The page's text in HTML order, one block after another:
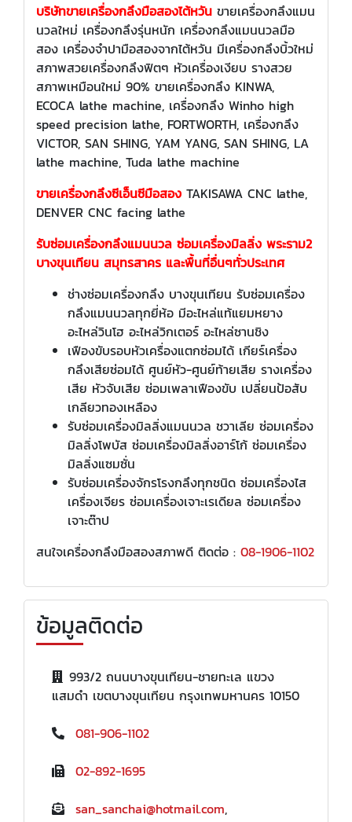
บริษัทขายเครื่องกลึงมือสองไต้หวัน ขายเครื่องกลึงแมน
นวลใหม่ เครื่องกลึงรุ่นหนัก เครื่องกลึงแมนนวลมือ
สอง เครื่องจำปามือสองจากไต้หวัน มีเครื่องกลึงบิ้วใหม่
สภาพสวยเครื่องกลึงฟิตๆ หัวเครื่องเงียบ รางสวย
สภาพเหมือนใหม่ 90% ขายเครื่องกลึง KINWA,
ECOCA lathe machine, เครื่องกลึง Winho high
speed precision lathe, FORTWORTH, เครื่องกลึง
VICTOR, SAN SHING, YAM YANG, SAN SHING, LA
lathe machine, Tuda lathe machine
ขายเครื่องกลึงซีเอ็นซีมือสอง TAKISAWA CNC lathe,
DENVER CNC facing lathe
รับซ่อมเครื่องกลึงแมนนวล ซ่อมเครื่องมิลลิ่ง พระราม2
บางขุนเทียน สมุทรสาคร และพื้นที่อื่นๆทั่วประเทศ
ช่างซ่อมเครื่องกลึง บางขุนเทียน รับซ่อมเครื่อง
กลึงแมนนวลทุกยี่ห้อ มีอะไหล่แท้แยมหยาง
อะไหล่วินโฮ อะไหล่วิกเตอร์ อะไหล่ซานชิง
เฟืองขับรอบหัวเครื่องแตกซ่อมได้ เกียร์เครื่อง
กลึงเสียซ่อมได้ ศูนย์หัว-ศูนย์ท้ายเสีย รางเครื่อง
เสีย หัวจับเสีย ซ่อมเพลาเฟืองขับ เปลี่ยนป้อสับ
เกลียวทองเหลือง
รับซ่อมเครื่องมิลลิ่งแมนนวล ชวาเลีย ซ่อมเครื่อง
มิลลิ่งโพบัส ซ่อมเครื่องมิลลิ่งอาร์โก้ ซ่อมเครื่อง
มิลลิ่งแซมซั่น
รับซ่อมเครื่องจักรโรงกลึงทุกชนิด ซ่อมเครื่องไส
เครื่องเจียร ซ่อมเครื่องเจาะเรเดียล ซ่อมเครื่อง
เจาะต๊าป
สนใจเครื่องกลึงมือสองสภาพดี ติดต่อ : 08-1906-1102
ข้อมูลติดต่อ
993/2 ถนนบางขุนเทียน-ชายทะเล แขวง
แสมดำ เขตบางขุนเทียน กรุงเทพมหานคร 10150
081-906-1102
02-892-1695
san_sanchai@hotmail.com,